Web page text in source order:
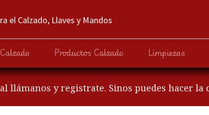
el Calzado, Llaves y Mandos
Productos Calzado Limpiezas
llámanos y registrate. Sinos puedes hacer la